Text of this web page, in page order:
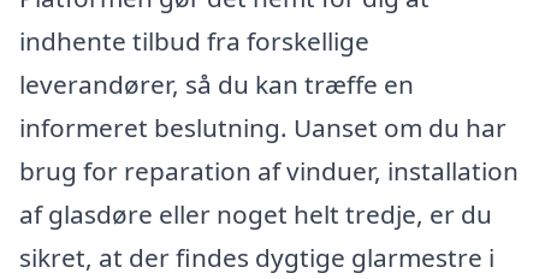
indhente tilbud fra forskellige
leverandører, så du kan træffe en
informeret beslutning. Uanset om du har
brug for reparation af vinduer, installation
af glasdøre eller noget helt tredje, er du
sikret, at der findes dygtige glarmestre i